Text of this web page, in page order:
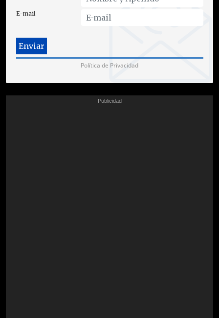
E-mail
Política de Privacidad